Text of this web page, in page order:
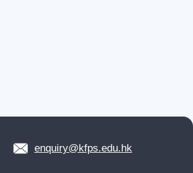
enquiry@kfps.edu.hk